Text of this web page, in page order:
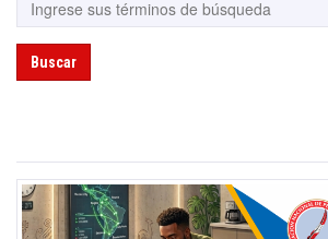
Buscar